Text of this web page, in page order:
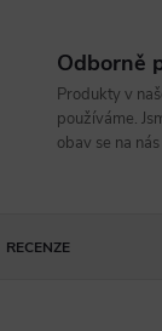
Odborně
Produkty v
používáme.
obav se na
RECENZE